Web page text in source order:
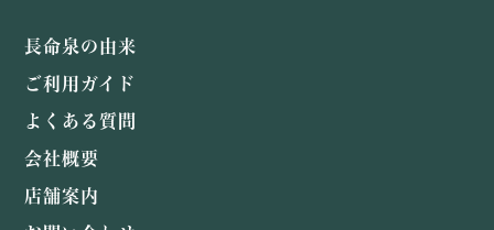
長命泉の由来
ご利用ガイド
よくある質問
会社概要
店舗案内